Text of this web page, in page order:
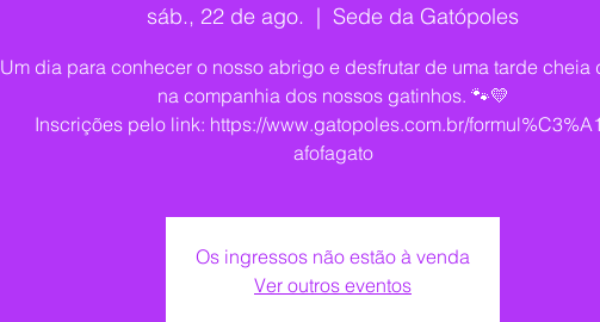
sáb., 22 de ago.
  |
Sede da Gatópoles
Um dia para conhecer o nosso abrigo e desfrutar de uma tarde cheia
na companhia dos nossos gatinhos. 🐾💛
Inscrições pelo link: https://www.gatopoles.com.br/
afofagato
Os ingressos não estão à venda
Ver outros eventos